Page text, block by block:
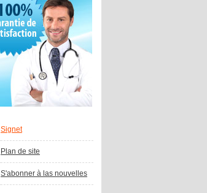
Signet
Plan de site
S'abonner à las nouvelles